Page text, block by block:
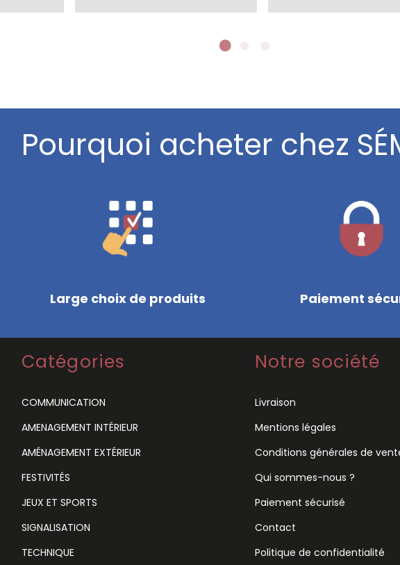
Pourquoi acheter chez
Large choix de produits Paiement
Catégories
COMMUNICATION
AMENAGEMENT INTÉRIEUR
AMÉNAGEMENT EXTÉRIEUR
FESTIVITÉS
JEUX ET SPORTS
SIGNALISATION
TECHNIQUE
Notre société
Livraison
Mentions légales
Conditions générales de
Qui sommes-nous ?
Paiement sécurisé
Contact
Politique de confidentialité